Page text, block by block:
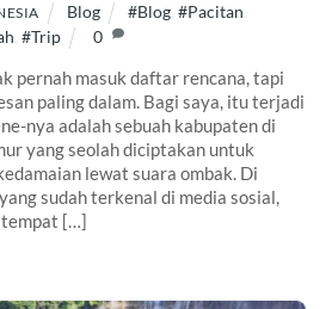
Blog #Blog ,#Pacitan
,#Trip 0
pernah masuk daftar rencana, tapi
paling dalam. Bagi saya, itu terjadi
nya adalah sebuah kabupaten di
yang seolah diciptakan untuk
lewat suara ombak. Di
sudah terkenal di media sosial,
tempat […]